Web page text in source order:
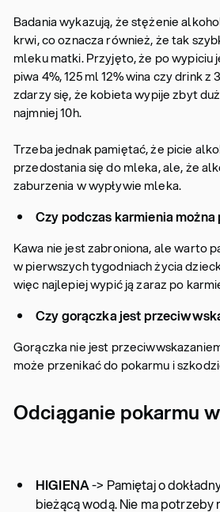
Badania wykazują, że stężenie
krwi, co oznacza również, że tak
mleku matki. Przyjęto, że po
piwa 4%, 125 ml 12% wina czy drink
zdarzy się, że kobieta wypije zbyt
najmniej 10h.
Trzeba jednak pamiętać, że picie
przedostania się do mleka, ale, że
zaburzenia w wypływie mleka.
Czy podczas karmienia
Kawa nie jest zabroniona, ale warto
w pierwszych tygodniach życia
więc najlepiej wypić ją zaraz po
Czy gorączka jest
Gorączka nie jest
może przenikać do pokarmu i
Odciąganie pokarmu
HIGIENA-> Pamiętaj o
bieżącą wodą. Nie ma